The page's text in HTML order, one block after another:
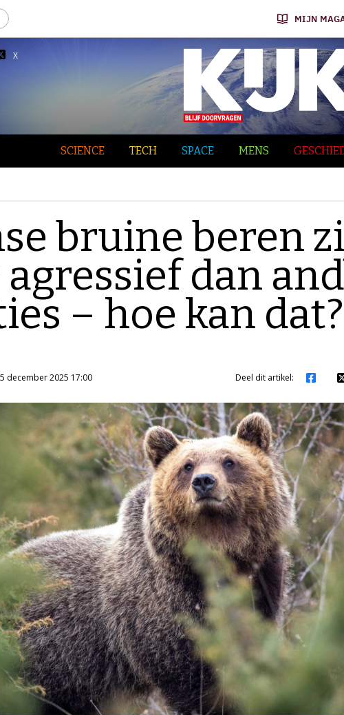
MIJN
X
SCIENCE TECH SPACE MENS
bruine beren
dan
– hoe kan dat?
december 2025 17:00 Deel dit artikel: